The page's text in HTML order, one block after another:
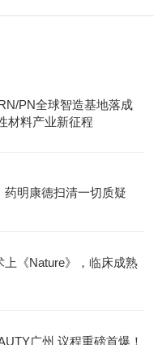
PN全球智造基地落成
材料产业新征程
药明康德扫清一切质疑
上《Nature》，临床成熟
广州 议程重磅首爆！